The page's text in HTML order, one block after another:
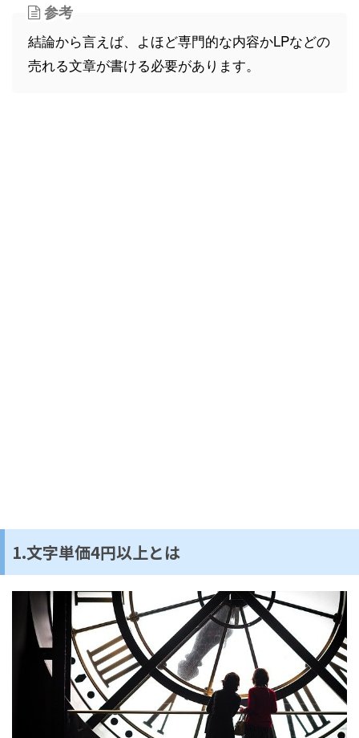
参考
結論から言えば、よほど専門的な内容かLPなどの
売れる文章が書ける必要があります。
1.文字単価4円以上とは